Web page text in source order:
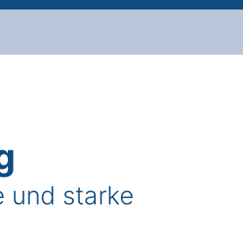
und starke